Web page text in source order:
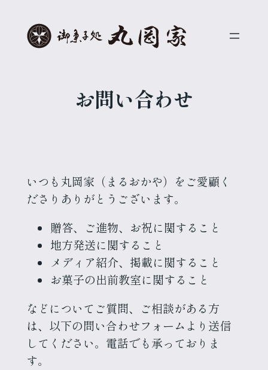
お問い合わせ
いつも丸岡家（まるおかや）をご愛顧く
ださりありがとうございます。
贈答、ご進物、お祝に関すること
地方発送に関すること
メディア紹介、掲載に関すること
お菓子の出前教室に関すること
などについてご質問、ご相談がある方
は、以下の問い合わせフォームより送信
してください。電話でも承っておりま
す。